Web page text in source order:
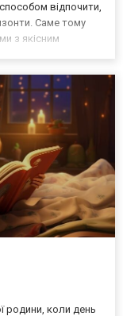
відпочити,
Саме тому
з якісним
родини, коли день